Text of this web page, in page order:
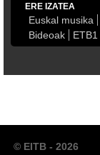
ERE IZATEA
Euskal musika
Bideoak
ETB1
© EITB - 2026